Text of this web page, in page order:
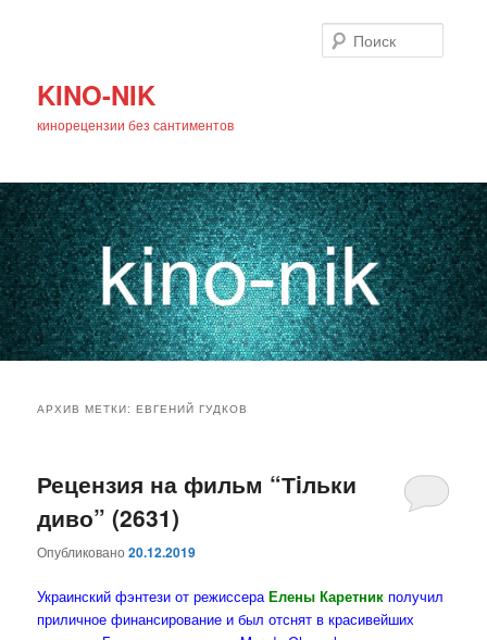
KINO-NIK
кинорецензии без сантиментов
основному
содержимому
дополнительному
содержимому
АРХИВ МЕТКИ:ЕВГЕНИЙ ГУДКОВ
Рецензия на фильм “Тiльки
диво” (2631)
Опубликовано20.12.2019
Украинский фэнтези от режиссераЕлены Каретник получил
приличное финансирование и был отснят в красивейших